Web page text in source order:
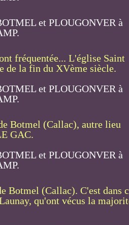
fréquentée... L'église Saint
de la fin du XVème siècle.
Botmel (Callac), autre lieu
GAC.
Botmel (Callac). C'est dans
qu'ont vécus la